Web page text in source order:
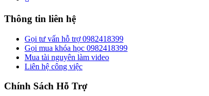
Thông tin liên hệ
Gọi tư vấn hỗ trợ 0982418399
Gọi mua khóa học 0982418399
Mua tài nguyên làm video
Liên hệ công việc
Chính Sách Hỗ Trợ